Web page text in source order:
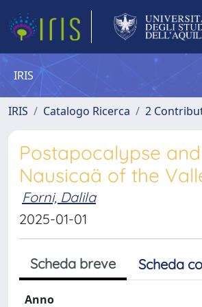
IRIS
IRIS Catalogo Ricerca 2
Postapocalypse
Nausicaä of the
Forni, Dalila
2025-01-01
Scheda breve Scheda
Anno